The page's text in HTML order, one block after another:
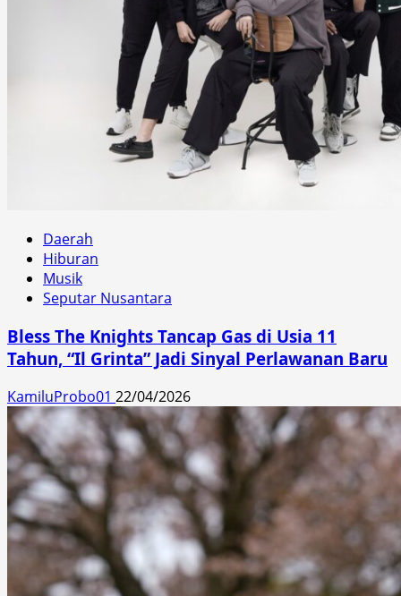
Daerah
Hiburan
Musik
Seputar Nusantara
Bless The Knights Tancap Gas di Usia 11
Tahun, “Il Grinta” Jadi Sinyal Perlawanan Baru
KamiluProbo01 22/04/2026